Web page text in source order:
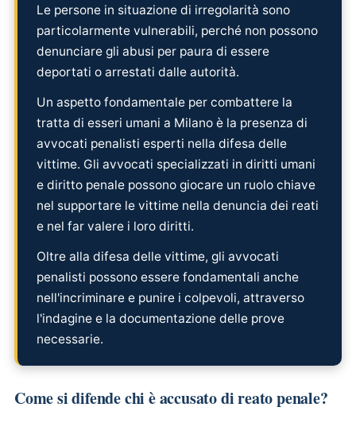
Le persone in situazione di irregolarità sono
particolarmente vulnerabili, perché non possono
denunciare gli abusi per paura di essere
deportati o arrestati dalle autorità.
Un aspetto fondamentale per combattere la
tratta di esseri umani a Milano è la presenza di
avvocati penalisti esperti nella difesa delle
vittime. Gli avvocati specializzati in diritti umani
e diritto penale possono giocare un ruolo chiave
nel supportare le vittime nella denuncia dei reati
e nel far valere i loro diritti.
Oltre alla difesa delle vittime, gli avvocati
penalisti possono essere fondamentali anche
nell'incriminare e punire i colpevoli, attraverso
l'indagine e la documentazione delle prove
necessarie.
Come si difende chi è accusato di reato penale?